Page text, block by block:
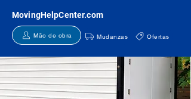
MovingHelpCenter.com
Mão de obra Mudanzas Ofertas